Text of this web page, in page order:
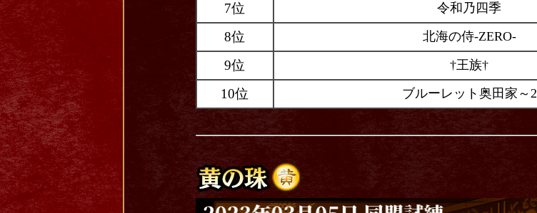
7位 令和乃四季
8位 北海の侍-ZERO-
9位 †王族†
10位 ブルーレット奥田家～2